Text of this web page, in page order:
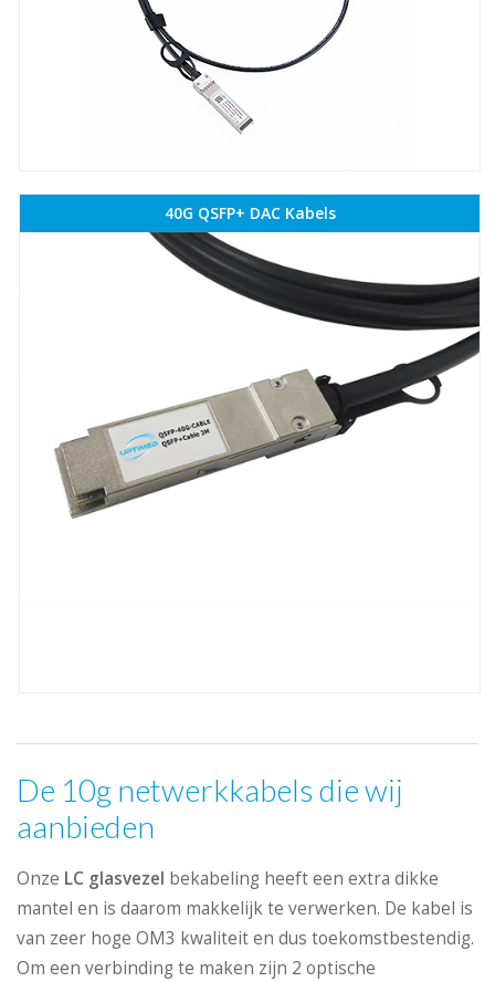
40G QSFP+ DAC Kabels
De 10g netwerkkabels die wij
aanbieden
Onze LC glasvezel bekabeling heeft een extra dikke
mantel en is daarom makkelijk te verwerken. De kabel is
van zeer hoge OM3 kwaliteit en dus toekomstbestendig.
Om een verbinding te maken zijn 2 optische